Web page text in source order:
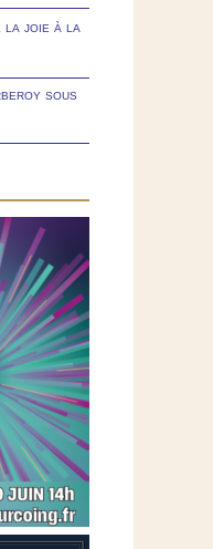
la joie à la
sous